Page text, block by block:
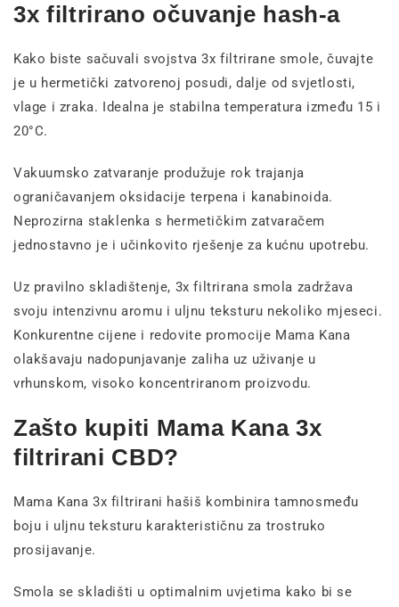
3x filtrirano očuvanje hash-a
Kako biste sačuvali svojstva 3x filtrirane smole, čuvajte
je u hermetički zatvorenoj posudi, dalje od svjetlosti,
vlage i zraka. Idealna je stabilna temperatura između 15 i
20°C.
Vakuumsko zatvaranje produžuje rok trajanja
ograničavanjem oksidacije terpena i kanabinoida.
Neprozirna staklenka s hermetičkim zatvaračem
jednostavno je i učinkovito rješenje za kućnu upotrebu.
Uz pravilno skladištenje, 3x filtrirana smola zadržava
svoju intenzivnu aromu i uljnu teksturu nekoliko mjeseci.
Konkurentne cijene i redovite promocije Mama Kana
olakšavaju nadopunjavanje zaliha uz uživanje u
vrhunskom, visoko koncentriranom proizvodu.
Zašto kupiti Mama Kana 3x
filtrirani CBD?
Mama Kana 3x filtrirani hašiš kombinira tamnosmeđu
boju i uljnu teksturu karakterističnu za trostruko
prosijavanje.
Smola se skladišti u optimalnim uvjetima kako bi se